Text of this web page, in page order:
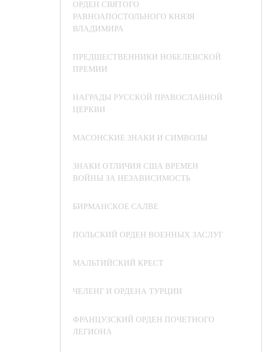
ОРДЕН СВЯТОГО
РАВНОАПОСТОЛЬНОГО КНЯЗЯ
ВЛАДИМИРА
ПРЕДШЕСТВЕННИКИ НОБЕЛЕВСКОЙ
ПРЕМИИ
НАГРАДЫ РУССКОЙ ПРАВОСЛАВНОЙ
ЦЕРКВИ
МАСОНСКИЕ ЗНАКИ И СИМВОЛЫ
ЗНАКИ ОТЛИЧИЯ США ВРЕМЕН
ВОЙНЫ ЗА НЕЗАВИСИМОСТЬ
БИРМАНСКОЕ САЛВЕ
ПОЛЬСКИЙ ОРДЕН ВОЕННЫХ ЗАСЛУГ
МАЛЬТИЙСКИЙ КРЕСТ
ЧЕЛЕНГ И ОРДЕНА ТУРЦИИ
ФРАНЦУЗСКИЙ ОРДЕН ПОЧЕТНОГО
ЛЕГИОНА